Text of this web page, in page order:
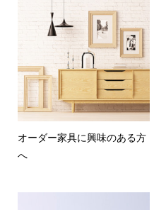
オーダー家具に興味のある方
へ